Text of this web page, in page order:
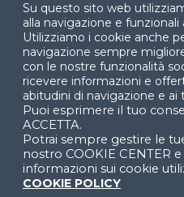
Facebook
YouTube X
Su questo sito web
alla navigazione e funzionali
Utilizziamo i cookie anche
navigazione sempre
con le nostre funzionalità
ricevere informazioni e
abitudini di navigazione e ai
Puoi esprimere il tuo
ACCETTA.
Potrai sempre gestire le
nostro COOKIE CENTER
informazioni sui cookie
COOKIE POLICY